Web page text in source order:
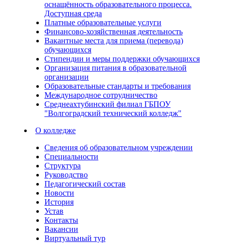
оснащённость образовательного процесса.
Доступная среда
Платные образовательные услуги
Финансово-хозяйственная деятельность
Вакантные места для приема (перевода)
обучающихся
Стипендии и меры поддержки обучающихся
Организация питания в образовательной
организации
Образовательные стандарты и требования
Международное сотрудничество
Среднеахтубинский филиал ГБПОУ
"Волгоградский технический колледж"
О колледже
Сведения об образовательном учреждении
Специальности
Структура
Руководство
Педагогический состав
Новости
История
Устав
Контакты
Вакансии
Виртуальный тур